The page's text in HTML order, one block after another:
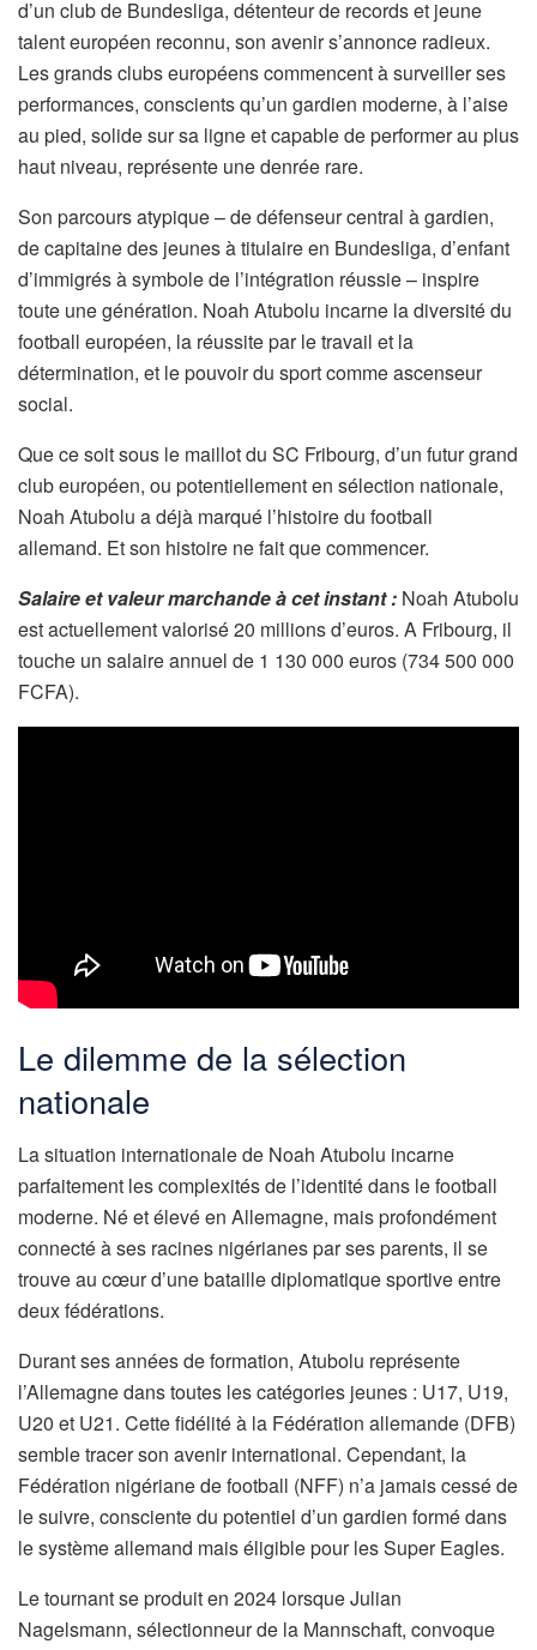
d’un club de Bundesliga, détenteur de records et jeune
talent européen reconnu, son avenir s’annonce radieux.
Les grands clubs européens commencent à surveiller ses
performances, conscients qu’un gardien moderne, à l’aise
au pied, solide sur sa ligne et capable de performer au plus
haut niveau, représente une denrée rare.
Son parcours atypique – de défenseur central à gardien,
de capitaine des jeunes à titulaire en Bundesliga, d’enfant
d’immigrés à symbole de l’intégration réussie – inspire
toute une génération. Noah Atubolu incarne la diversité du
football européen, la réussite par le travail et la
détermination, et le pouvoir du sport comme ascenseur
social.
Que ce soit sous le maillot du SC Fribourg, d’un futur grand
club européen, ou potentiellement en sélection nationale,
Noah Atubolu a déjà marqué l’histoire du football
allemand. Et son histoire ne fait que commencer.
Salaire et valeur marchande à cet instant : Noah Atubolu
est actuellement valorisé 20 millions d’euros. A Fribourg, il
touche un salaire annuel de 1 130 000 euros (734 500 000
FCFA).
Le dilemme de la sélection
nationale
La situation internationale de Noah Atubolu incarne
parfaitement les complexités de l’identité dans le football
moderne. Né et élevé en Allemagne, mais profondément
connecté à ses racines nigérianes par ses parents, il se
trouve au cœur d’une bataille diplomatique sportive entre
deux fédérations.
Durant ses années de formation, Atubolu représente
l’Allemagne dans toutes les catégories jeunes : U17, U19,
U20 et U21. Cette fidélité à la Fédération allemande (DFB)
semble tracer son avenir international. Cependant, la
Fédération nigériane de football (NFF) n’a jamais cessé de
le suivre, consciente du potentiel d’un gardien formé dans
le système allemand mais éligible pour les Super Eagles.
Le tournant se produit en 2024 lorsque Julian
Nagelsmann, sélectionneur de la Mannschaft, convoque